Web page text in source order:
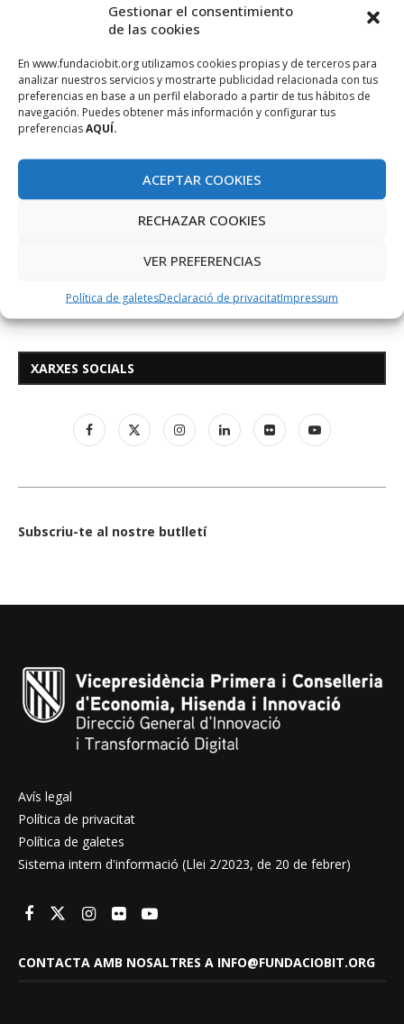
Gestionar el consentimiento
de las cookies
En www.fundaciobit.org utilizamos cookies propias y de terceros para
analizar nuestros servicios y mostrarte publicidad relacionada con tus
preferencias en base a un perfil elaborado a partir de tus hábitos de
navegación. Puedes obtener más información y configurar tus
preferenciasAQUÍ.
ACEPTAR COOKIES
RECHAZAR COOKIES
VER PREFERENCIAS
Política de galetesDeclaració de privacitatImpressum
XARXES SOCIALS
Subscriu-te al nostre butlletí
Avís legal
Política de privacitat
Política de galetes
Sistema intern d'informació (Llei 2/2023, de 20 de febrer)
CONTACTA AMB NOSALTRES A INFO@FUNDACIOBIT.ORG